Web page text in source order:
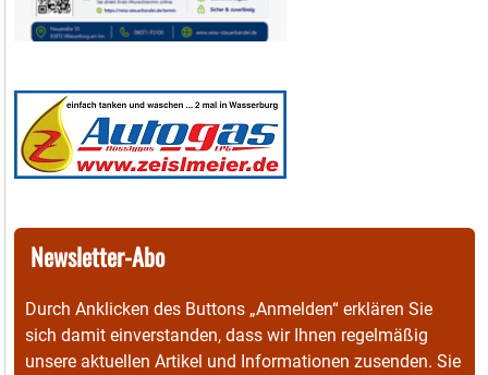
Newsletter-Abo
Durch Anklicken des Buttons „Anmelden“ erklären Sie
sich damit einverstanden, dass wir Ihnen regelmäßig
unsere aktuellen Artikel und Informationen zusenden. Sie